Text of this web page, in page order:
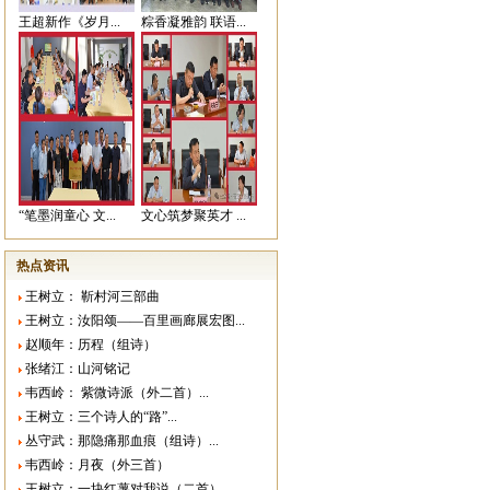
王超新作《岁月... 粽香凝雅韵 联语...
“笔墨润童心 文... 文心筑梦聚英才 ...
热点资讯
王树立： 靳村河三部曲
王树立：汝阳颂——百里画廊展宏图...
赵顺年：历程（组诗）
张绪江：山河铭记
韦西岭： 紫微诗派（外二首）...
王树立：三个诗人的“路”...
丛守武：那隐痛那血痕（组诗）...
韦西岭：月夜（外三首）